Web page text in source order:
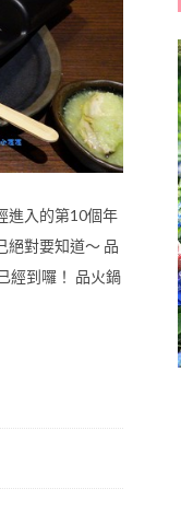
進入的第10個年
絕對要知道～ 品
經到囉！ 品火鍋